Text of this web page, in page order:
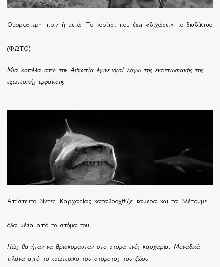
Ομορφότερη πριν ή μετά. Το κορίτσι που έχει «διχάσει» το διαδίκτυο
(ΦΩΤΟ)
Μια κοπέλα από την Αιθιοπία έγινε viral λόγω της εντυπωσιακής της
εξωτερικής εμφάνισης
Απίστευτο βίντεο: Καρχαρίας καταβροχθίζει κάμερα και τα βλέπουμε
όλα μέσα από το στόμα του!
Πώς θα ήταν να βρισκόμασταν στο στόμα ενός καρχαρία; Μοναδικά
πλάνα από το εσωτερικό του στόματος του ζώου